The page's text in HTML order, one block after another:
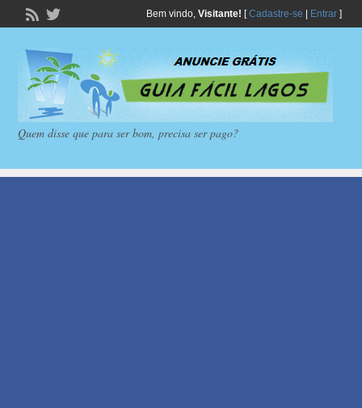
Bem vindo, Visitante! [Cadastre-se Entrar]
Quem disse que para ser bom, precisa ser pago?